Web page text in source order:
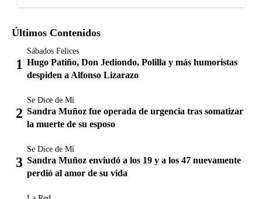
Últimos Contenidos
Sábados Felices
Hugo Patiño, Don Jediondo, Polilla y más humoristas
despiden a Alfonso Lizarazo
Se Dice de Mí
Sandra Muñoz fue operada de urgencia tras somatizar
la muerte de su esposo
Se Dice de Mí
Sandra Muñoz enviudó a los 19 y a los 47 nuevamente
perdió al amor de su vida